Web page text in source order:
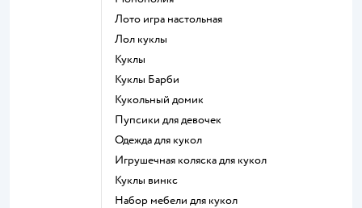
Лото игра настольная
Лол куклы
Куклы
Куклы Барби
Кукольный домик
Пупсики для девочек
Одежда для кукол
Игрушечная коляска для кукол
Куклы винкс
Набор мебели для кукол